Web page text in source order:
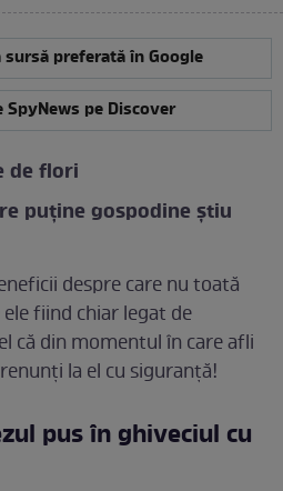
preferată în Google
SpyNews pe Discover
de flori
puține gospodine știu
despre care nu toată
fiind chiar legat de
că din momentul în care afli
la el cu siguranță!
pus în ghiveciul cu